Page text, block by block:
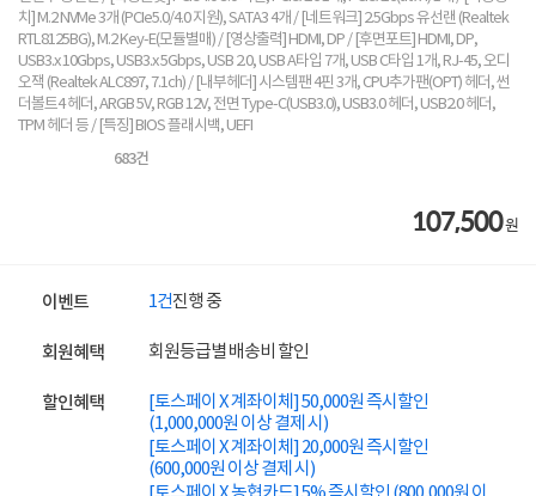
치] M.2 NVMe 3개 (PCIe5.0/4.0 지원), SATA3 4개 / [네트워크] 2.5Gbps 유선랜 (Realtek
RTL8125BG), M.2 Key-E(모듈별매) / [영상출력] HDMI, DP / [후면포트] HDMI, DP,
USB3.x 10Gbps, USB3.x 5Gbps, USB 2.0, USB A타입 7개, USB C타입 1개, RJ-45, 오디
오잭 (Realtek ALC897, 7.1ch) / [내부헤더] 시스템팬 4핀 3개, CPU추가팬(OPT) 헤더, 썬
더볼트4 헤더, ARGB 5V, RGB 12V, 전면 Type-C(USB3.0), USB3.0 헤더, USB2.0 헤더,
TPM 헤더 등 / [특징] BIOS 플래시백, UEFI
683건
107,500원
이벤트 1건진행 중
회원혜택 회원등급별 배송비 할인
할인혜택
[토스페이 X 계좌이체] 50,000원 즉시할인
(1,000,000원 이상 결제 시)
[토스페이 X 계좌이체] 20,000원 즉시할인
(600,000원 이상 결제 시)